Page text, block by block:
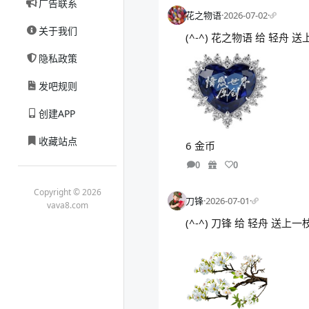
广告联系
关于我们
隐私政策
发吧规则
创建APP
收藏站点
Copyright © 2026
vava8.com
花之物语·2026-07-02·
(^-^) 花之物语 给 轻舟 送
6 金币
0 0
刀锋·2026-07-01·
(^-^) 刀锋 给 轻舟 送上一